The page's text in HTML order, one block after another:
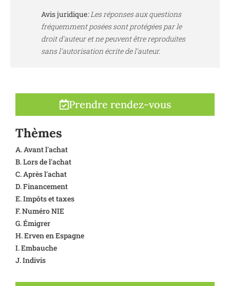
Avis juridique:Les réponses aux questions
fréquemment posées sont protégées par le
droit d'auteur et ne peuvent être reproduites
sans l'autorisation écrite de l'auteur.
Prendre rendez-vous
Thèmes
A. Avant l'achat
B. Lors de l'achat
C. Après l'achat
D. Financement
E. Impôts et taxes
F. Numéro NIE
G. Émigrer
H. Erven en Espagne
I. Embauche
J. Indivis